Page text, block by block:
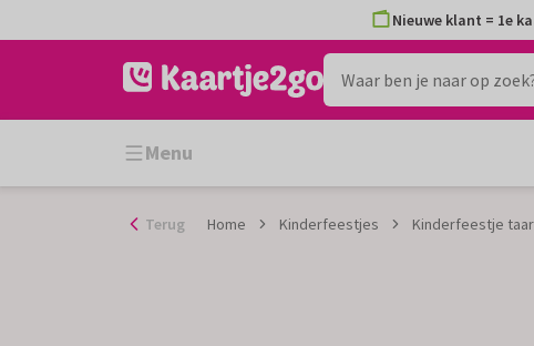
naar
Nieuwe klant = 1e
Menu
Terug Home Kinderfeestjes Kinderfeestje